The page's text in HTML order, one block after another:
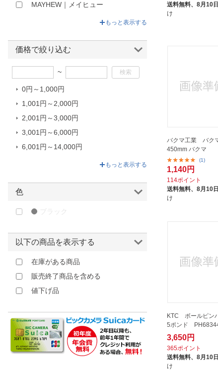
送料無料、 8月10
け
バクマ工業 バク
450mm バクマ
(1)
1,140円
114ポイント
送料無料、 8月10
け
KTC ボールピン
5ポンド
3,650円
365ポイント
送料無料、 8月10
け
MAYHEW｜メイヒュー
TOOLS
RENNSTEIG｜レンシュタイグ
SIGNET｜シグネット
SK11｜エスケー11
STAHLWILLE｜スタビレー
SUN UP｜サンアップ
TONE｜トネ
アローライン工業｜ARROW LINE
イチネンMTM｜ICHINEN MTM
TASCO
AXESS
イチネンミツトモ｜ICHINEN
MITSUTOMO
カネコ総業｜KANEKO SOUGYO
カワシマ盛工｜KAWASHIMA
SEIKO
グリーンクロス｜Green Cross
もっと表示する
価格で絞り込む
~
0円～1,000円
1,001円～2,000円
2,001円～3,000円
3,001円～6,000円
6,001円～14,000円
もっと表示する
色
ブラック
以下の商品を表示する
在庫がある商品
販売終了商品を含める
値下げ品